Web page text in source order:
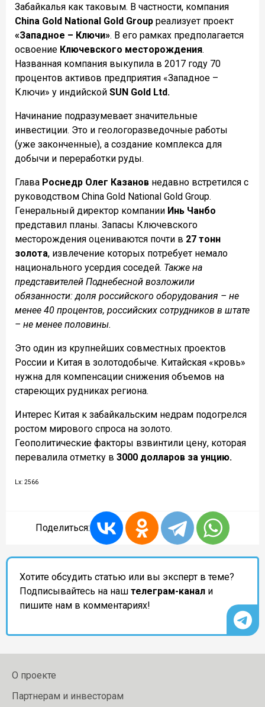
Забайкалья как таковым. В частности, компания
China Gold National Gold Group реализует проект
«Западное – Ключи». В его рамках предполагается
освоение Ключевского месторождения.
Названная компания выкупила в 2017 году 70
процентов активов предприятия «Западное –
Ключи» у индийской SUN Gold Ltd.
Начинание подразумевает значительные
инвестиции. Это и геологоразведочные работы
(уже законченные), а создание комплекса для
добычи и переработки руды.
Глава Роснедр Олег Казанов недавно встретился с
руководством China Gold National Gold Group.
Генеральный директор компании Инь Чанбо
представил планы. Запасы Ключевского
месторождения оцениваются почти в 27 тонн
золота, извлечение которых потребует немало
национального усердия соседей. Также на
представителей Поднебесной возложили
обязанности: доля российского оборудования – не
менее 40 процентов, российских сотрудников в штате
– не менее половины.
Это один из крупнейших совместных проектов
России и Китая в золотодобыче. Китайская «кровь»
нужна для компенсации снижения объемов на
стареющих рудниках региона.
Интерес Китая к забайкальским недрам подогрелся
ростом мирового спроса на золото.
Геополитические факторы взвинтили цену, которая
перевалила отметку в 3000 долларов за унцию.
Lx: 2566
Поделиться:
Хотите обсудить статью или вы эксперт в теме?
Подписывайтесь на наш телеграм-канал и
пишите нам в комментариях!
О проекте
Партнерам и инвесторам